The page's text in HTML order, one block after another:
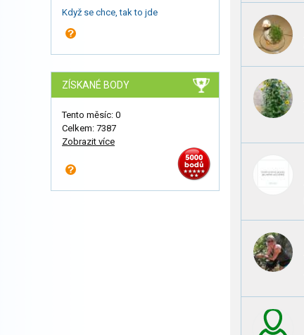
Když se chce, tak to jde
ZÍSKANÉ BODY
Tento měsíc: 0
Celkem: 7387
Zobrazit více